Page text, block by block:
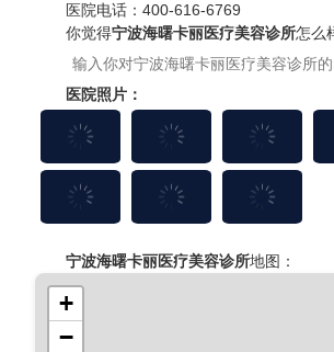
医院电话：400-616-6769
你觉得宁波海曙卡丽医疗美容诊所怎么
医院照片：
宁波海曙卡丽医疗美容诊所地图：
+
−